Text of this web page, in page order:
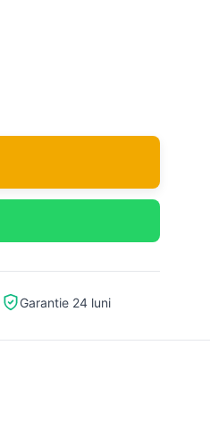
Garantie 24 luni